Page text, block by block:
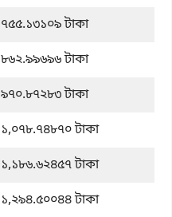
৭৫৫.১৩১০৯ টাকা
৮৬২.৯৯৬৯৬ টাকা
৯৭০.৮৭২৮৩ টাকা
১,০৭৮.৭৪৮৭০ টাকা
১,১৮৬.৬২৪৫৭ টাকা
১,২৯৪.৫০০৪৪ টাকা